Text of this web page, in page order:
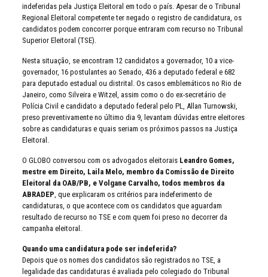
indeferidas pela Justiça Eleitoral em todo o país. Apesar de o Tribunal
Regional Eleitoral competente ter negado o registro de candidatura, os
candidatos podem concorrer porque entraram com recurso no Tribunal
Superior Eleitoral (TSE).
Nesta situação, se encontram 12 candidatos a governador, 10 a vice-
governador, 16 postulantes ao Senado, 436 a deputado federal e 682
para deputado estadual ou distrital. Os casos emblemáticos no Rio de
Janeiro, como Silveira e Witzel, assim como o do ex-secretário de
Polícia Civil e candidato a deputado federal pelo PL, Allan Turnowski,
preso preventivamente no último dia 9, levantam dúvidas entre eleitores
sobre as candidaturas e quais seriam os próximos passos na Justiça
Eleitoral.
O GLOBO conversou com os advogados eleitorais Leandro Gomes,
mestre em Direito, Laila Melo, membro da Comissão de Direito
Eleitoral da OAB/PB, e Volgane Carvalho, todos membros da
ABRADEP , que explicaram os critérios para indeferimento de
candidaturas, o que acontece com os candidatos que aguardam
resultado de recurso no TSE e com quem foi preso no decorrer da
campanha eleitoral.
Quando uma candidatura pode ser indeferida?
Depois que os nomes dos candidatos são registrados no TSE, a
legalidade das candidaturas é avaliada pelo colegiado do Tribunal